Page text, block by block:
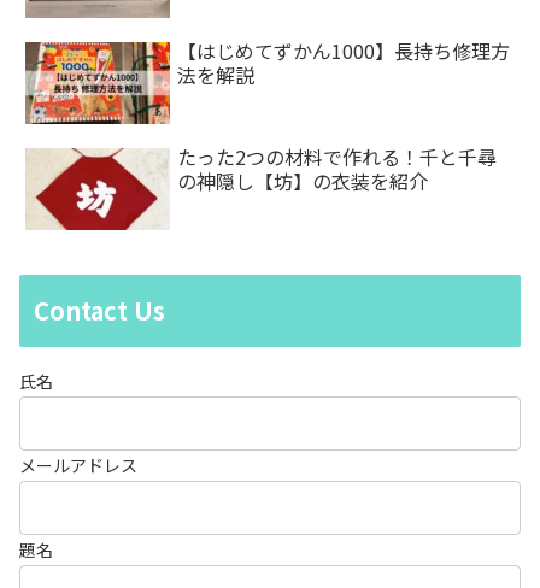
【はじめてずかん1000】長持ち修理方
法を解説
たった2つの材料で作れる！千と千尋
の神隠し【坊】の衣装を紹介
Contact Us
氏名
メールアドレス
題名